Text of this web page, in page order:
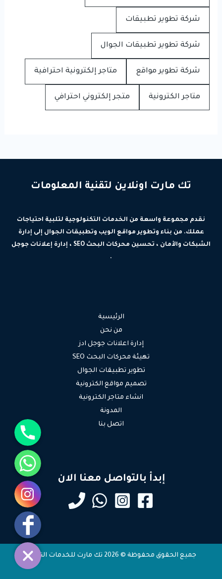
شركة تطوير تطبيقات
شركة تطوير تطبيقات الجوال
شركة تطوير مواقع متاجر إلكترونية احترافية
متاجر الكترونية متجر إلكتروني احترافي
تك مارت اونلاين لتقنية المعلومات
نقدم مجموعة واسعة من الخدمات التكنولوجية لتلبية احتياجات
عملك. من بناء وتطوير مواقع الويب وتطبيقات الجوال إلى إدارة
الشبكات والأمان ، تحسين محركات البحث SEO ، إدارة إعلانات جوجل
.
الرئيسية
من نحن
إدارة اعلانات جوجل ادز
تهيئة محركات البحث SEO
تطوير تطبيقات الجوال
تصميم مواقع الكترونية
انشاء متاجر الكترونية
المدونة
اتصل بنا
إبدأ بالتواصل معنا الان
جميع الحقوق محفوظة © 2026 تك مارت للخدمات التقنية
جوال
واتساب
انستقرام
فيسبوك